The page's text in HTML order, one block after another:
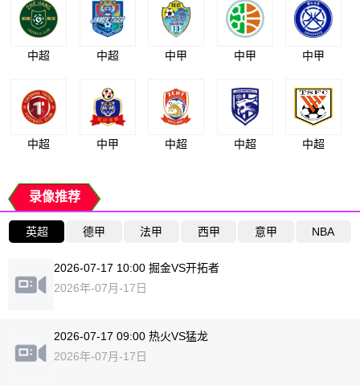
中超 中超 中甲 中甲 中甲
中超 中甲 中超 中超 中超
录像推荐
英超 德甲 法甲 西甲 意甲 NBA
2026-07-17 10:00 掘金VS开拓者
2026年-07月-17日
2026-07-17 09:00 热火VS猛龙
2026年-07月-17日